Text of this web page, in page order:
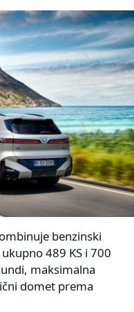
benzinski
489 KS i 700
maksimalna
domet prema